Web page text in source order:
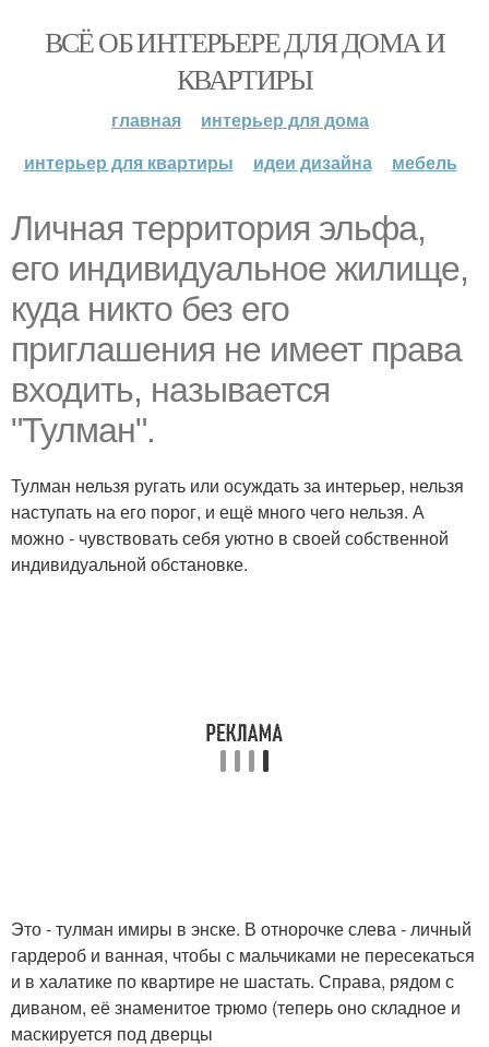
ВСЁ ОБ ИНТЕРЬЕРЕ ДЛЯ ДОМА И
КВАРТИРЫ
главная
интерьер для дома
интерьер для квартиры
идеи дизайна мебель
Личная территория эльфа,
его индивидуальное жилище,
куда никто без его
приглашения не имеет права
входить, называется
"Тулман".
Тулман нельзя ругать или осуждать за интерьер, нельзя
наступать на его порог, и ещё много чего нельзя. А
можно - чувствовать себя уютно в своей собственной
индивидуальной обстановке.
Это - тулман имиры в энске. В отнорочке слева - личный
гардероб и ванная, чтобы с мальчиками не пересекаться
и в халатике по квартире не шастать. Справа, рядом с
диваном, её знаменитое трюмо (теперь оно складное и
маскируется под дверцы